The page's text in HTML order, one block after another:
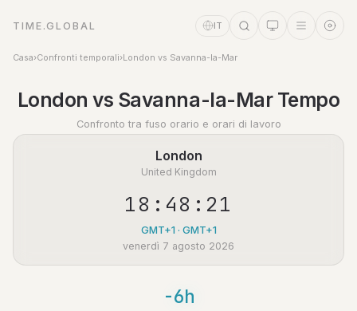
TIME.GLOBAL IT
Casa›Confronti temporali›London vs Savanna-la-Mar
London vs Savanna-la-Mar Tempo
Confronto tra fuso orario e orari di lavoro
London
United Kingdom
18:48:21
GMT+1 · GMT+1
venerdì 7 agosto 2026
-6h
Assistente a tempo
Online